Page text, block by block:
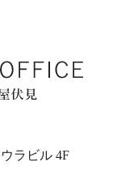
ラビル 4F